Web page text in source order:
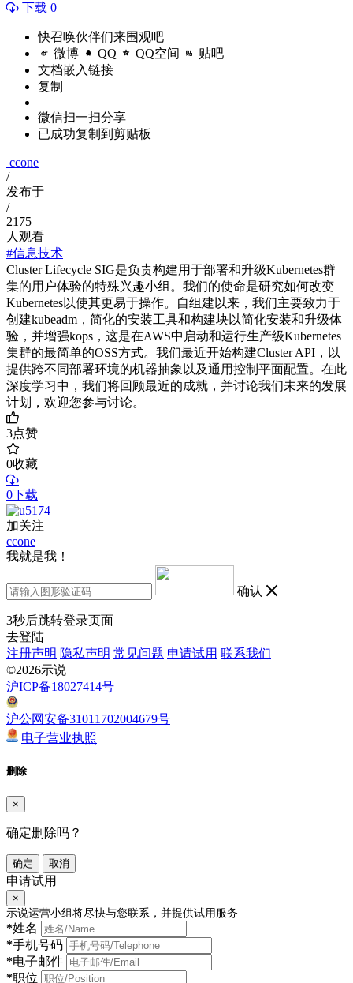
下载 0
快召唤伙伴们来围观吧
微博 QQ QQ空间 贴吧
文档嵌入链接
复制
微信扫一扫分享
已成功复制到剪贴板
ccone
/
发布于
/
2175
人观看
#信息技术
Cluster Lifecycle SIG是负责构建用于部署和升级Kubernetes群
集的用户体验的特殊兴趣小组。我们的使命是研究如何改变
Kubernetes以使其更易于操作。自组建以来，我们主要致力于
创建kubeadm，简化的安装工具和构建块以简化安装和升级体
验，并增强kops，这是在AWS中启动和运行生产级Kubernetes
集群的最简单的OSS方式。我们最近开始构建Cluster API，以
提供跨不同部署环境的机器抽象以及通用控制平面配置。在此
深度学习中，我们将回顾最近的成就，并讨论我们未来的发展
计划，欢迎您参与讨论。
3点赞
0收藏
0下载
加关注
ccone
我就是我！
确认
3秒后跳转登录页面
去登陆
注册声明 隐私声明 常见问题 申请试用 联系我们
©2026示说
沪ICP备18027414号
沪公网安备31011702004679号
电子营业执照
删除
×
确定删除吗？
确定 取消
申请试用
×
示说运营小组将尽快与您联系，并提供试用服务
*姓名
*手机号码
*电子邮件
*职位